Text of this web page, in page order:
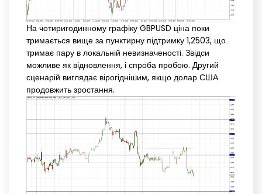
На чотиригодинному графіку GBPUSD ціна поки
тримається вище за пунктирну підтримку 1,2503, що
тримає пару в локальній невизначеності. Звідси
можливе як відновлення, і спроба пробою. Другий
сценарій виглядає вірогіднішим, якщо долар США
продовжить зростання.